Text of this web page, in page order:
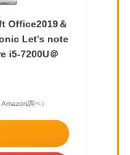
Office2019＆
Let's note
i5-7200U＠
調べ）